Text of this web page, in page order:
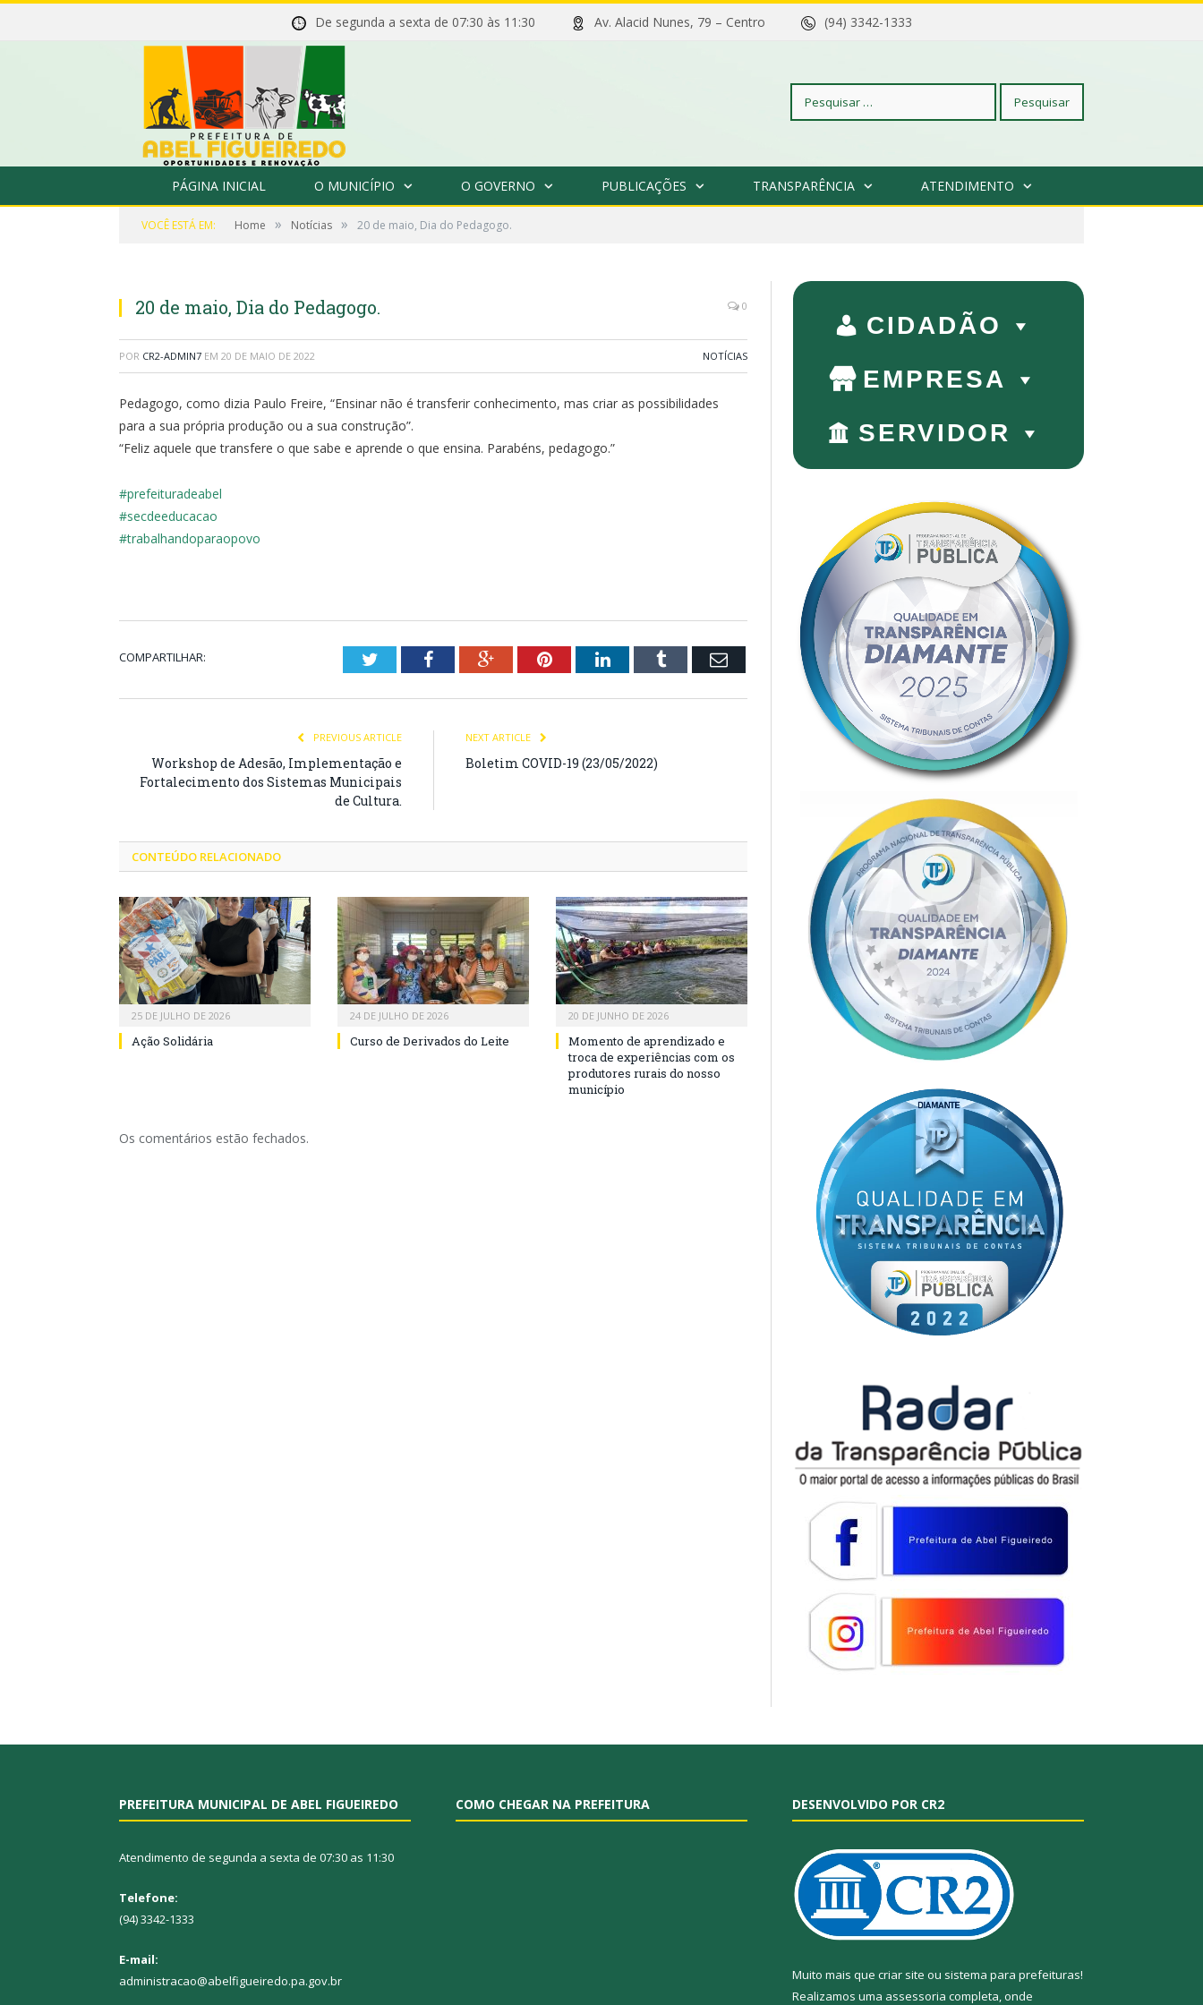
De segunda a sexta de 07:30 às 11:30 Av. Alacid Nunes, 79 – Centro (94) 3342-1333
Pesquisar
PÁGINA INICIAL O MUNICÍPIO O GOVERNO PUBLICAÇÕES TRANSPARÊNCIA ATENDIMENTO
VOCÊ ESTÁ EM: Home » Notícias » 20 de maio, Dia do Pedagogo.
20 de maio, Dia do Pedagogo. 0
POR CR2-ADMIN7 EM 20 DE MAIO DE 2022 NOTÍCIAS
Pedagogo, como dizia Paulo Freire, “Ensinar não é transferir conhecimento, mas criar as possibilidades
para a sua própria produção ou a sua construção”.
“Feliz aquele que transfere o que sabe e aprende o que ensina. Parabéns, pedagogo.”
#prefeituradeabel
#secdeeducacao
#trabalhandoparaopovo
COMPARTILHAR: TwitterFacebookGoogle+PinterestLinkedInTumblr Email
PREVIOUS ARTICLE
Workshop de Adesão, Implementação e
Fortalecimento dos Sistemas Municipais
de Cultura.
NEXT ARTICLE
Boletim COVID-19 (23/05/2022)
CONTEÚDO RELACIONADO
25 DE JULHO DE 2026
Ação Solidária
24 DE JULHO DE 2026
Curso de Derivados do Leite
20 DE JUNHO DE 2026
Momento de aprendizado e
troca de experiências com os
produtores rurais do nosso
município
Os comentários estão fechados.
CIDADÃO
EMPRESA
SERVIDOR
PREFEITURA MUNICIPAL DE ABEL FIGUEIREDO
Atendimento de segunda a sexta de 07:30 as 11:30
Telefone:
(94) 3342-1333
E-mail:
administracao@abelfigueiredo.pa.gov.br
COMO CHEGAR NA PREFEITURA DESENVOLVIDO POR CR2
Muito mais que criar site ou sistema para prefeituras!
Realizamos uma assessoria completa, onde